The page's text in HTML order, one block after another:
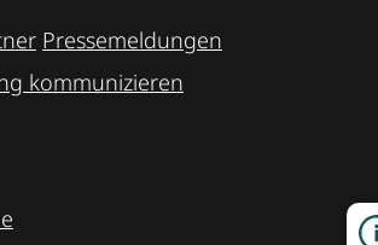
Pressemeldungen
­kommunizieren